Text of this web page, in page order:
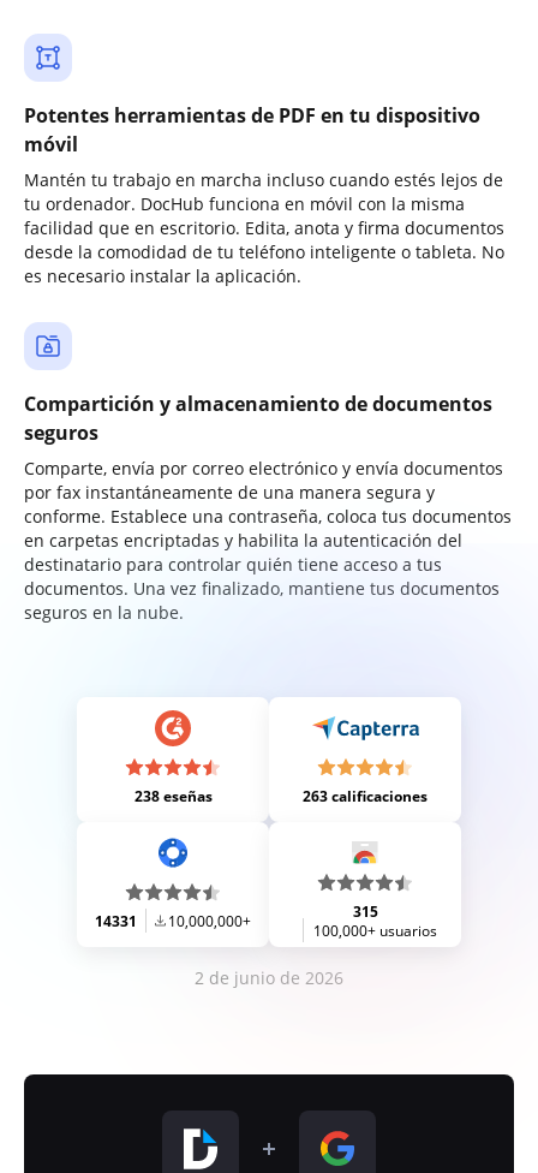
Potentes herramientas de PDF en tu dispositivo
móvil
Mantén tu trabajo en marcha incluso cuando estés lejos de
tu ordenador. DocHub funciona en móvil con la misma
facilidad que en escritorio. Edita, anota y firma documentos
desde la comodidad de tu teléfono inteligente o tableta. No
es necesario instalar la aplicación.
Compartición y almacenamiento de documentos
seguros
Comparte, envía por correo electrónico y envía documentos
por fax instantáneamente de una manera segura y
conforme. Establece una contraseña, coloca tus documentos
en carpetas encriptadas y habilita la autenticación del
destinatario para controlar quién tiene acceso a tus
documentos. Una vez finalizado, mantiene tus documentos
seguros en la nube.
238 eseñas 263 calificaciones
14331 10,000,000+
315
100,000+ usuarios
2 de junio de 2026